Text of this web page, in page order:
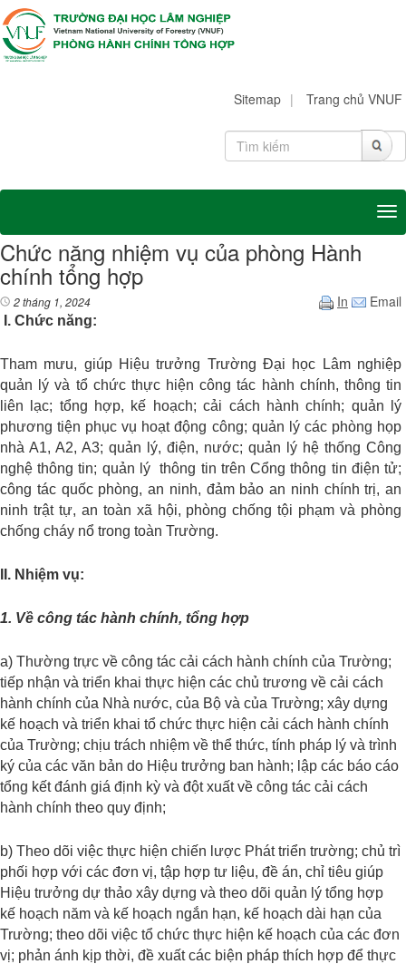
Sitemap | Trang chủ VNUF
Chức năng nhiệm vụ của phòng Hành
chính tổng hợp
2 tháng 1, 2024 In Email
I. Chức năng:
Tham mưu, giúp Hiệu trưởng Trường Đại học Lâm nghiệp
quản lý và tổ chức thực hiện công tác hành chính, thông tin
liên lạc; tổng hợp, kế hoạch; cải cách hành chính; quản lý
phương tiện phục vụ hoạt động công; quản lý các phòng họp
nhà A1, A2, A3; quản lý, điện, nước; quản lý hệ thống Công
nghệ thông tin; quản lý thông tin trên Cổng thông tin điện tử;
công tác quốc phòng, an ninh, đảm bảo an ninh chính trị, an
ninh trật tự, an toàn xã hội, phòng chống tội phạm và phòng
chống cháy nổ trong toàn Trường.
II. Nhiệm vụ:
1. Về công tác hành chính, tổng hợp
a) Thường trực về công tác cải cách hành chính của Trường;
tiếp nhận và triển khai thực hiện các chủ trương về cải cách
hành chính của Nhà nước, của Bộ và của Trường; xây dựng
kế hoạch và triển khai tổ chức thực hiện cải cách hành chính
của Trường; chịu trách nhiệm về thể thức, tính pháp lý và trình
ký của các văn bản do Hiệu trưởng ban hành; lập các báo cáo
tổng kết đánh giá định kỳ và đột xuất về công tác cải cách
hành chính theo quy định;
b) Theo dõi việc thực hiện chiến lược Phát triển trường; chủ trì
phối hợp với các đơn vị, tập hợp tư liệu, đề án, chỉ tiêu giúp
Hiệu trưởng dự thảo xây dựng và theo dõi quản lý tổng hợp
kế hoạch năm và kế hoạch ngắn hạn, kế hoạch dài hạn của
Trường; theo dõi việc tổ chức thực hiện kế hoạch của các đơn
vị; phản ánh kịp thời, đề xuất các biện pháp thích hợp để thực